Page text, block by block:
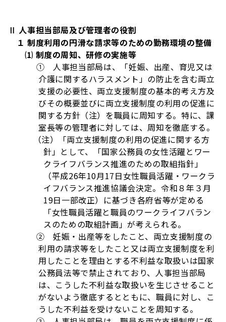
Ⅱ 人事担当部局及び管理者の役割
１ 制度利用の円滑な請求等のための勤務環境の整備
⑴ 制度の周知、研修の実施等
① 人事担当部局は、「妊娠、出産、育児又は
介護に関するハラスメント」の防止を含む両立
支援の必要性、両立支援制度の基本的考え方及
びその概要並びに両立支援制度の利用の促進に
関する方針（注）を職員に周知する。特に、課
室長等の管理者に対しては、周知を徹底する。
（注）「両立支援制度の利用の促進に関する方
針」として、「国家公務員の女性活躍とワー
クライフバランス推進のための取組指針」
（平成26年10月17日女性職員活躍・ワークラ
イフバランス推進協議会決定。令和８年３月
19日一部改正）に基づき各府省等が定める
「女性職員活躍と職員のワークライフバラン
スのための取組計画」が考えられる。
② 妊娠・出産等をしたこと、両立支援制度の
利用の請求等をしたこと又は両立支援制度を利
用したことを理由とする不利益な取扱いは国家
公務員法等で禁止されており、人事担当部局
は、こうした不利益な取扱いを生じさせること
がないよう徹底するとともに、職員に対し、こ
うした不利益を受けないことを周知する。